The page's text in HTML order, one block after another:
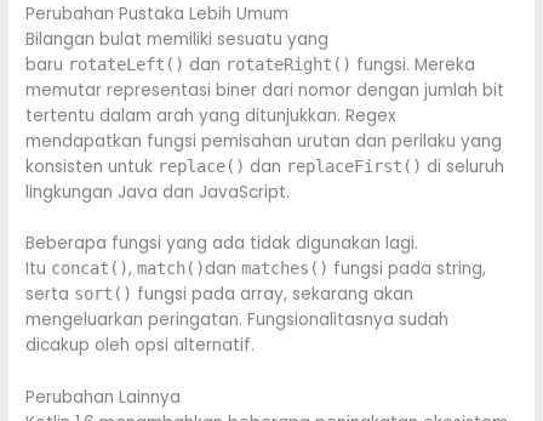
Perubahan Pustaka Lebih Umum
Bilangan bulat memiliki sesuatu yang
baru rotateLeft() dan rotateRight() fungsi. Mereka
memutar representasi biner dari nomor dengan jumlah bit
tertentu dalam arah yang ditunjukkan. Regex
mendapatkan fungsi pemisahan urutan dan perilaku yang
konsisten untuk replace() dan replaceFirst() di seluruh
lingkungan Java dan JavaScript.
Beberapa fungsi yang ada tidak digunakan lagi.
Itu concat(),match()danmatches() fungsi pada string,
serta sort() fungsi pada array, sekarang akan
mengeluarkan peringatan. Fungsionalitasnya sudah
dicakup oleh opsi alternatif.
Perubahan Lainnya